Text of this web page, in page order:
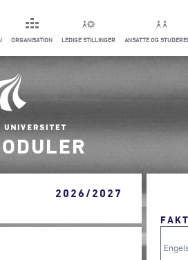
ORGANISATION LEDIGE STILLINGER ANSATTE OG
2026/2027